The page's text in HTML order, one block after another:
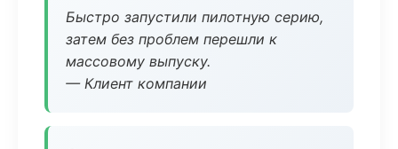
Быстро запустили пилотную серию,
затем без проблем перешли к
массовому выпуску.
— Клиент компании